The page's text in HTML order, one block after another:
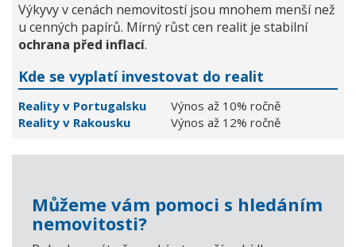
Výkyvy v cenách nemovitostí jsou mnohem menší než
u cenných papírů. Mírný růst cen realit je stabilní
ochrana před inflací.
Kde se vyplatí investovat do realit
Reality v Portugalsku
Výnos až 10% ročně
Reality v Rakousku
Výnos až 12% ročně
Můžeme vám pomoci s hledáním
nemovitosti?